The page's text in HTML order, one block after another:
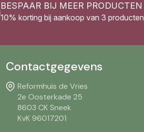
BESPAAR BIJ MEER PRODUCTEN
10% korting bij aankoop van 3 producten
Contactgegevens
Reformhuis de Vries
2e Oosterkade 25
8603 CK Sneek
KvK 96017201